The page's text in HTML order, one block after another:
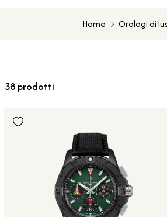
Home Orologi di
38prodotti